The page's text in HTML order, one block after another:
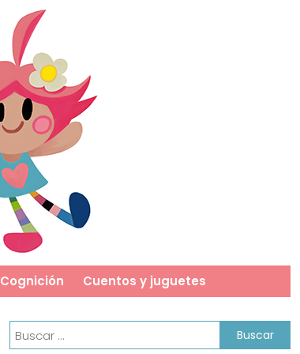
Cognición Cuentos y juguetes
Buscar: